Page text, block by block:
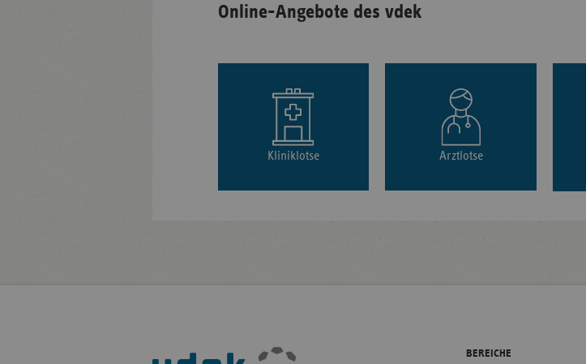
Online-Angebote des vdek
Kliniklotse Arztlotse
Fußleisten-
BEREICHE